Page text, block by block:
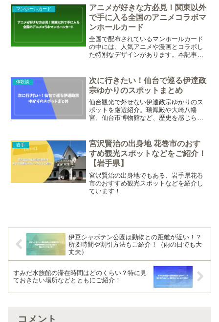
マンホールカード
アニメが好きな方必見！関東以外
で手に入る全国のアニメコラボマ
ンホールカード
全国で配布されているマンホールカード
の中には、人気アニメや漫画とコラボし
た特別なデザインがあります。本記事で
と一緒に楽しめるアニメマンホールカー
ド収集で、旅の思い出がさらに特別なも
のになりますよ。
体験談
次に行きたい！仙台で巡る伊達政
宗ゆかりのスポットまとめ
仙台観光で外せない伊達政宗ゆかりのス
ポットを厳選紹介。瑞鳳殿や大崎八幡
宮、仙台市博物館など、歴史を感じられ
岩手
宮沢賢治の出身地 花巻市のおす
すめ観光スポットなどをご紹介！
【岩手県】
宮沢賢治の出身地でもある、岩手県花巻
市のおすすめ観光スポットなどを紹介し
ています！
伊豆シャボテン公園は動物との距離が近い！？
所要時間や割引方法もご紹介！（雨の日でも大
丈夫）
すみだ水族館の滞在時間はどのくらい？特に見
ておきたい場所などとともにご紹介！
コメント